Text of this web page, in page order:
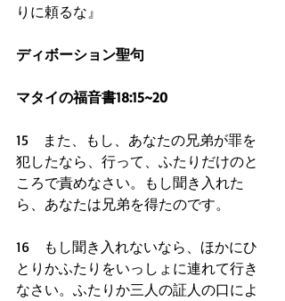
りに頼るな』
ディボーション聖句
マタイの福音書18:15~20
15　また、もし、あなたの兄弟が罪を
犯したなら、行って、ふたりだけのと
ころで責めなさい。もし聞き入れた
ら、あなたは兄弟を得たのです。
16　もし聞き入れないなら、ほかにひ
とりかふたりをいっしょに連れて行き
なさい。ふたりか三人の証人の口によ